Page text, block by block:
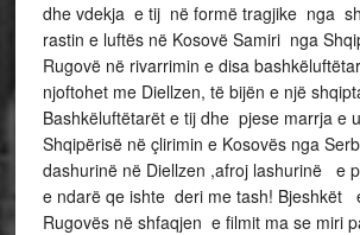
dhe vdekja e tij në formë tragjike nga
rastin e luftës në Kosovë Samiri nga
Rugovë në rivarrimin e disa
njoftohet me Diellzen, të bijën e një
Bashkëluftëtarët e tij dhe pjese marrja e
Shqipërisë në çlirimin e Kosovës nga
dashurinë në Diellzen ,afroj lashurinë e
e ndarë qe ishte deri me tash! Bjeshkët
Rugovës në shfaqjen e filmit ma se miri